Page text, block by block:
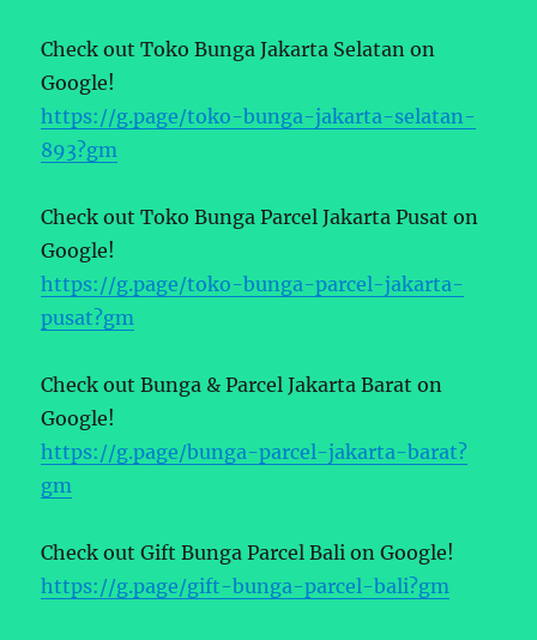
Check out Toko Bunga Jakarta Selatan on
Google!
https://g.page/toko-bunga-jakarta-selatan-
893?gm
Check out Toko Bunga Parcel Jakarta Pusat on
Google!
https://g.page/toko-bunga-parcel-jakarta-
pusat?gm
Check out Bunga & Parcel Jakarta Barat on
Google!
https://g.page/bunga-parcel-jakarta-barat?
gm
Check out Gift Bunga Parcel Bali on Google!
https://g.page/gift-bunga-parcel-bali?gm